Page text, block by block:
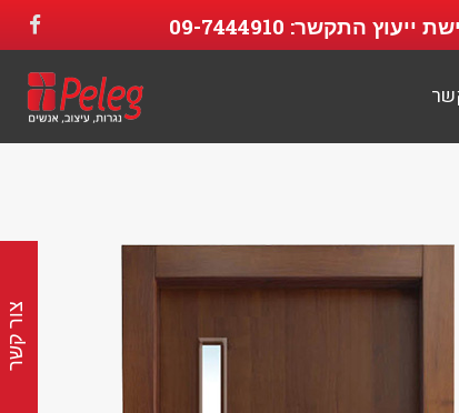
ייעוץ התקשר: 09-7444910
צור קשר